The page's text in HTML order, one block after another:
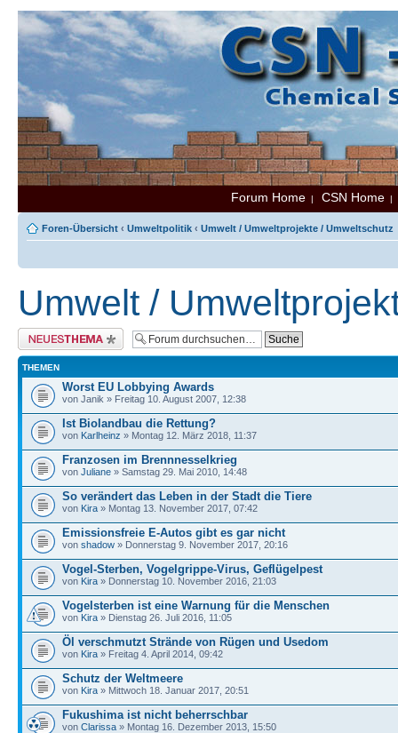
Forum Home | CSN Home
Foren-Übersicht ‹ Umweltpolitik ‹ Umwelt / Umweltprojekte / Umweltschutz
Umwelt /
Neues Thema erstellen
THEMEN
Worst EU Lobbying Awards
von Janik » Freitag 10. August 2007, 12:38
Ist Biolandbau die Rettung?
von Karlheinz » Montag 12. März 2018, 11:37
Franzosen im Brennnesselkrieg
von Juliane » Samstag 29. Mai 2010, 14:48
So verändert das Leben in der Stadt die Tiere
von Kira » Montag 13. November 2017, 07:42
Emissionsfreie E-Autos gibt es gar nicht
von shadow » Donnerstag 9. November 2017, 20:16
Vogel-Sterben, Vogelgrippe-Virus, Geflügelpest
von Kira » Donnerstag 10. November 2016, 21:03
Vogelsterben ist eine Warnung für die Menschen
von Kira » Dienstag 26. Juli 2016, 11:05
Öl verschmutzt Strände von Rügen und Usedom
von Kira » Freitag 4. April 2014, 09:42
Schutz der Weltmeere
von Kira » Mittwoch 18. Januar 2017, 20:51
Fukushima ist nicht beherrschbar
von Clarissa » Montag 16. Dezember 2013, 15:50